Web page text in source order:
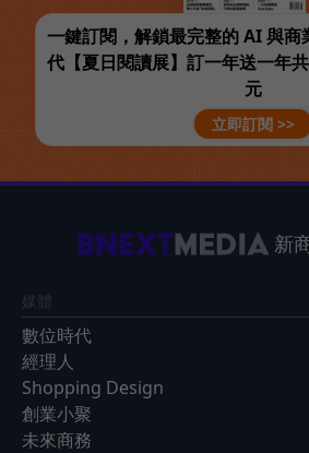
一鍵訂閱，解鎖最完整的 AI 與
代【夏日閱讀展】訂一年送一年
元
立即訂閱 >>
新
媒體
數位時代
經理人
Shopping Design
創業小聚
未來商務